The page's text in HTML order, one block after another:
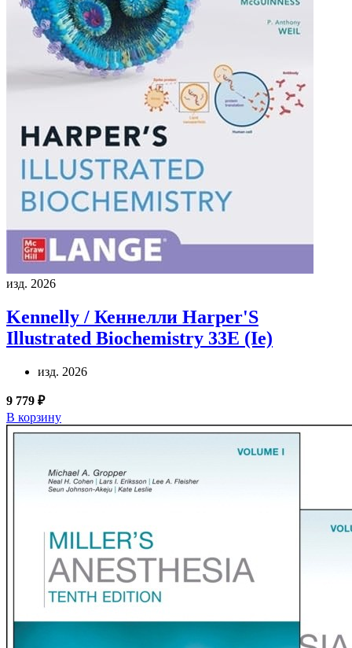
изд. 2026
Kennelly / Кеннелли Harper'S
Illustrated Biochemistry 33E (Ie)
изд. 2026
9 779 ₽
В корзину